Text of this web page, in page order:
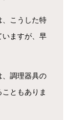
、こうした特
いますが、早
、調理器具の
ともありま